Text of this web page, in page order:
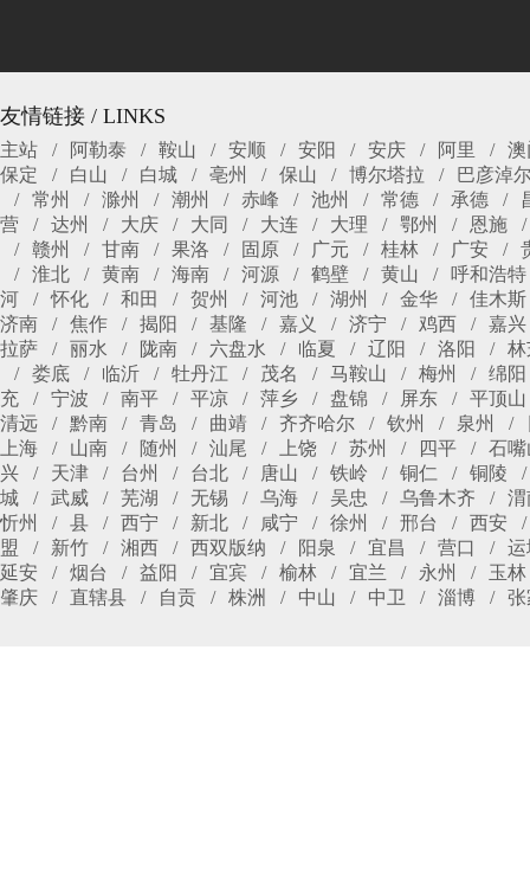
友情链接 / LINKS
主站 阿勒泰 鞍山 安顺 安阳 安庆 阿里
澳
保定
白山 白城 亳州 保山 博尔塔拉
巴彦淖
常州
滁州 潮州 赤峰 池州 常德 承德
营
达州 大庆 大同 大连 大理 鄂州
恩施
赣州
甘南 果洛 固原 广元 桂林 广安
淮北
黄南 海南 河源 鹤壁 黄山
呼和浩特
河
怀化 和田 贺州 河池 湖州 金华
佳木斯
济南
焦作 揭阳 基隆 嘉义 济宁 鸡西
嘉兴
拉萨
丽水 陇南 六盘水 临夏 辽阳 洛阳
林
娄底
临沂 牡丹江 茂名 马鞍山 梅州
绵阳
充
宁波 南平 平凉 萍乡 盘锦 屏东
平顶山
清远
黔南 青岛 曲靖 齐齐哈尔 钦州 泉州
上海
山南 随州 汕尾 上饶 苏州 四平
石嘴
兴
天津 台州 台北 唐山 铁岭 铜仁
铜陵
城
武威 芜湖 无锡 乌海 吴忠 乌鲁木齐
渭
忻州
县 西宁 新北 咸宁 徐州 邢台
西安
盟
新竹 湘西 西双版纳 阳泉 宜昌 营口
运
延安
烟台 益阳 宜宾 榆林 宜兰 永州
玉林
肇庆
直辖县 自贡 株洲 中山 中卫 淄博 张